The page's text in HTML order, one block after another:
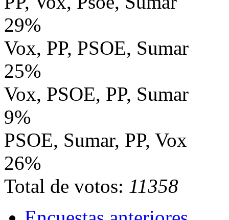
29%
Vox, PP, PSOE, Sumar
25%
Vox, PSOE, PP, Sumar
9%
PSOE, Sumar, PP, Vox
26%
Total de votos: 11358